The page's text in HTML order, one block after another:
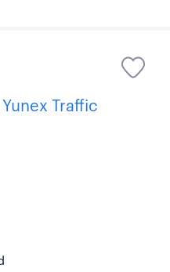
Traffic